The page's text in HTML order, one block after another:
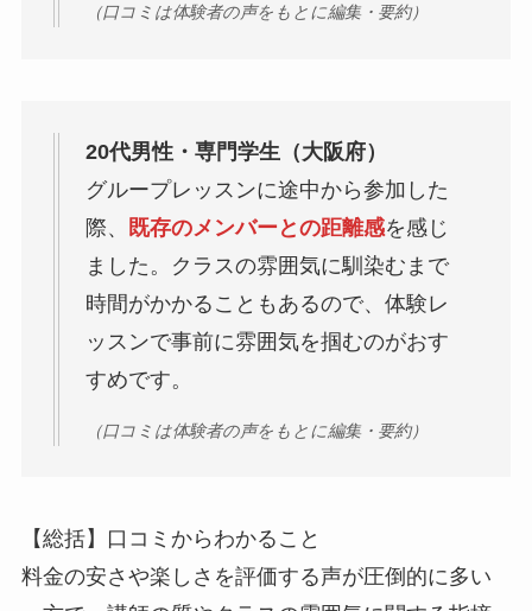
（口コミは体験者の声をもとに編集・要約）
20代男性・専門学生（大阪府）
グループレッスンに途中から参加した
際、
既存のメンバーとの距離感を感じ
ました。クラスの雰囲気に馴染むまで
時間がかかることもあるので、体験レ
ッスンで事前に雰囲気を掴むのがおす
すめです。
（口コミは体験者の声をもとに編集・要約）
【総括】口コミからわかること
料金の安さや楽しさを評価する声が圧倒的に多い